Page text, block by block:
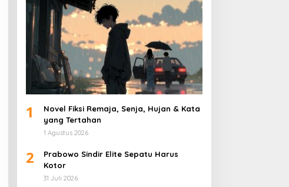
1
Novel Fiksi Remaja, Senja, Hujan & Kata
yang Tertahan
1 Agustus 2026
2
Prabowo Sindir Elite Sepatu Harus
Kotor
31 Juli 2026